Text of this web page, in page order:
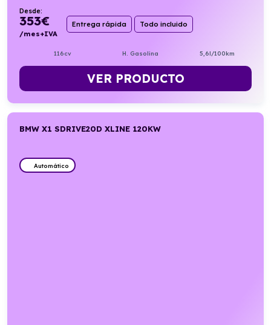
Desde:
353€
/mes+IVA
Entrega rápida Todo incluido
116cv H. Gasolina 5,6l/100km
VER PRODUCTO
BMW X1 SDRIVE20D XLINE 120KW
Automático